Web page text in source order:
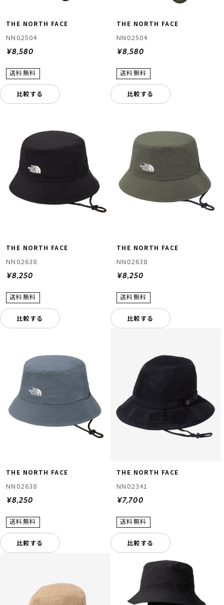
THE NORTH FACE
NN02504
¥8,580
比較する
THE NORTH FACE
NN02504
¥8,580
比較する
THE NORTH FACE
NN02638
¥8,250
比較する
THE NORTH FACE
NN02638
¥8,250
比較する
THE NORTH FACE
NN02638
¥8,250
比較する
THE NORTH FACE
NN02341
¥7,700
比較する